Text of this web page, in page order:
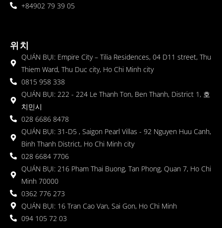
+84902 79 39 05
위치
QUÁN BỤI: Empire City – Tilia Residences, 04 D11 street, Thu
Thiem Ward, Thu Duc city, Ho Chi Minh city
0815 958 338
QUÁN BỤI: 222 - 224 Le Thanh Ton, Ben Thanh, District 1, 호
치민시
028 6686 8478
QUÁN BỤI: 31-D5 , Saigon Pearl Villas - 92 Nguyen Huu Canh,
Binh Thanh District, Ho Chi Minh city
028 6684 7706
QUÁN BỤI: 216 Pham Thai Buong, Tan Phong, Quan 7, Ho Chi
Minh 70000
0362 776 273
QUÁN BỤI: 16 Tran Cao Van, Sai Gon, Ho Chi Minh
094 105 72 03